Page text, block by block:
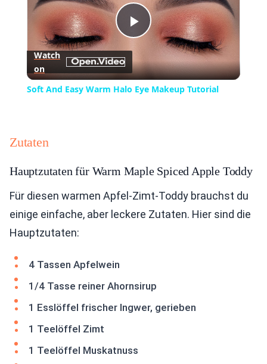
Play
Video
Watch
on
Soft And Easy Warm Halo Eye Makeup Tutorial
Zutaten
Hauptzutaten für Warm Maple Spiced Apple Toddy
Für diesen warmen Apfel-Zimt-Toddy brauchst du
einige einfache, aber leckere Zutaten. Hier sind die
Hauptzutaten:
4 Tassen Apfelwein
1/4 Tasse reiner Ahornsirup
1 Esslöffel frischer Ingwer, gerieben
1 Teelöffel Zimt
1 Teelöffel Muskatnuss